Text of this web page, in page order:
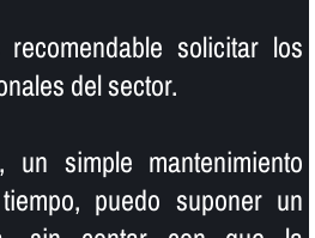
solicitar los
del sector.
un simple mantenimiento
puedo suponer un